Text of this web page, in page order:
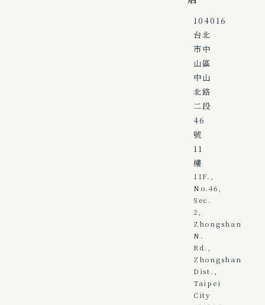
104016
台北
市中
山區
中山
北路
二段
46
號
11
樓
11F.,
No.46,
Sec.
2,
Zhongshan
N.
Rd.,
Zhongshan
Dist.,
Taipei
City